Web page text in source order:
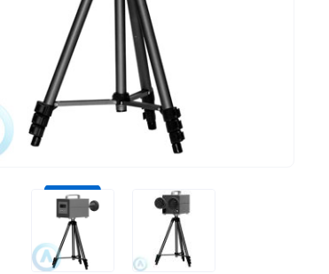
Микробиология и биотехнология
Экологическое оборудование